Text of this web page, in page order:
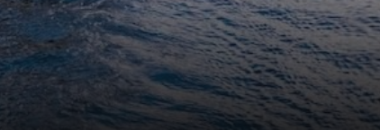
Denne informasjonskapselen er satt av Doubleclick og utfører
informasjon om hvordan sluttbrukeren bruker nettstedet og all
annonsering som sluttbrukeren kan ha sett før han besøkte
nevnte nettsted.
Dette er en Microsoft MSN-parts informasjonskapsel som vi
bruker til å måle bruken av nettstedet for intern analyse.